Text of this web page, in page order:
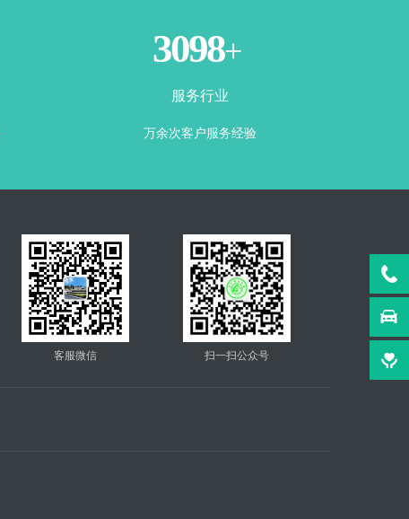
3500+
服务行业
万余次客户服务经验
客服微信 扫一扫公众号